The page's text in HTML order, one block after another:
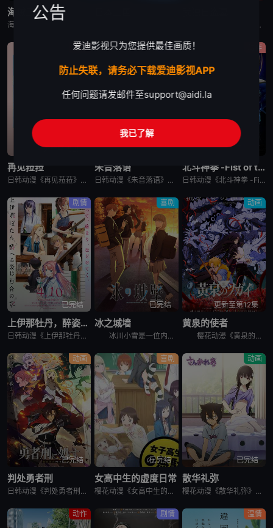
海贼王
日韩动漫《我独自盗墓》又名：盗墓王,盗掘王,Tomb Raider King,トウクツオウ,도굴왕，讲述了：2025年，世界各处惊现古墓，获得墓中“宝物”之人便能获得先人的异能，全世界为获得宝物而疯狂
动画
更新至第2集
再见菈菈
日韩动漫《再见菈菈》又名：Sayonara Lara,再见,劳拉,さよならララ，讲述了：昔々あるところに、ララという人魚のプリンセスがおりました。海の王である父と、姉たちに愛されて、すくすくと育ちまし
剧情
已完结
朱音落语
日韩动漫《朱音落语》又名：落语朱音,Akane-banashi,あかね噺，讲述了：朱音从小就非常崇拜身为落语家的父亲，经常在门后偷看父亲练习的模样。然而，父亲参加「真打」晋升测验却遭到无情地逐出师门之
动作
北斗神拳 -Fist of the North Star-
日韩动漫《北斗神拳 -Fist of the North Star-》又名：北⽃之拳 -Fist of the North Star-,北斗の拳 -FIST OF THE NORTH STAR-，讲述
剧情
已完结
上伊那牡丹，醉姿如百合
日韩动漫《上伊那牡丹，醉姿如百合》又名：Kamiina Botan,Yoeru Sugata wa Yuri no Hana,the Drunken Appearance Is a Lily Flow
喜剧
已完结
冰之城墙
冰川小雪是一位内向的学生，她总是向外筑起一道高高的心墙，只跟儿时好友安昙美姫互动。有一天，名叫雨宫凑的男孩，没来由地开始试图打进小雪的心房，扰乱了她平静的生活。 孤僻的小雪、受欢迎的美姫、没有边界
动画
更新至第12集
黄泉的使者
樱花动漫《黄泉的使者》讲述了，月落和亚晨是一对双胞胎兄妹，他们在一个与世隔绝的深山小村落里出生，被称为“分隔夜与昼的双子”。他们拥有获得特殊力量的资格，一场围绕他们的双使战斗也随之展开。 &nbs
动画
已完结
判处勇者刑
日韩动漫《判处勇者刑》又名：勇者刑に処す,勇者处刑 惩罚勇者9004队服刑记录,勇者刑に処す 懲罰勇者9004隊刑務記録，讲述了：勇者刑是最严重的刑罚。犯了大罪被判处勇者刑的人，将受到勇者的惩罚。所谓
喜剧
已完结
女高中生的虚度日常
樱花动漫《女高中生的虚度日常》又名：女子高中生的虚度日常,女高中生的无所事事,女高中生的浪费青春,Wasteful Days of High School Girls,女子高生の無駄づかい，讲述了：性
动画
已完结
散华礼弥
樱花动漫《散华礼弥》又名Sankarea,僵尸哪有那么萌？(台),さんかれあ,散华礼弥，讲述了：散华礼弥（内田真礼 配音）本该是一个快乐活泼的女孩，可是与亡母过分想象的外貌激发了父亲散华团一郎（石冢运
动作 剧情 温情
公告
爱迪影视只为您提供最佳画质！
防止失联，请务必下载爱迪影视APP
任何问题请发邮件至support@aidi.la
我已了解